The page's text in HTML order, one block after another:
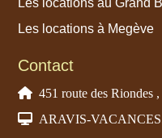
Les locations à Megève
Contact
451 route des
ARAVIS-